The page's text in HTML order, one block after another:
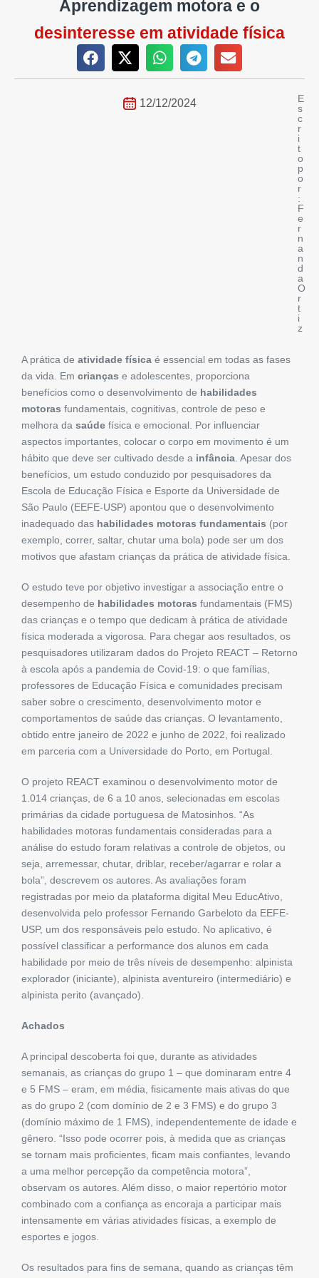
Aprendizagem motora e o
desinteresse em atividade física
12/12/2024
E
s
c
r
i
t
o
p
o
r
:
F
e
r
n
a
n
d
a
O
r
t
i
z
A prática de atividade física é essencial em todas as fases
da vida. Em crianças e adolescentes, proporciona
benefícios como o desenvolvimento de habilidades
motoras fundamentais, cognitivas, controle de peso e
melhora da saúde física e emocional. Por influenciar
aspectos importantes, colocar o corpo em movimento é um
hábito que deve ser cultivado desde a infância. Apesar dos
benefícios, um estudo conduzido por pesquisadores da
Escola de Educação Física e Esporte da Universidade de
São Paulo (EEFE-USP) apontou que o desenvolvimento
inadequado das habilidades motoras fundamentais (por
exemplo, correr, saltar, chutar uma bola) pode ser um dos
motivos que afastam crianças da prática de atividade física.
O estudo teve por objetivo investigar a associação entre o
desempenho de habilidades motoras fundamentais (FMS)
das crianças e o tempo que dedicam à prática de atividade
física moderada a vigorosa. Para chegar aos resultados, os
pesquisadores utilizaram dados do Projeto REACT – Retorno
à escola após a pandemia de Covid-19: o que famílias,
professores de Educação Física e comunidades precisam
saber sobre o crescimento, desenvolvimento motor e
comportamentos de saúde das crianças. O levantamento,
obtido entre janeiro de 2022 e junho de 2022, foi realizado
em parceria com a Universidade do Porto, em Portugal.
O projeto REACT examinou o desenvolvimento motor de
1.014 crianças, de 6 a 10 anos, selecionadas em escolas
primárias da cidade portuguesa de Matosinhos. “As
habilidades motoras fundamentais consideradas para a
análise do estudo foram relativas a controle de objetos, ou
seja, arremessar, chutar, driblar, receber/agarrar e rolar a
bola”, descrevem os autores. As avaliações foram
registradas por meio da plataforma digital Meu EducAtivo,
desenvolvida pelo professor Fernando Garbeloto da EEFE-
USP, um dos responsáveis pelo estudo. No aplicativo, é
possível classificar a performance dos alunos em cada
habilidade por meio de três níveis de desempenho: alpinista
explorador (iniciante), alpinista aventureiro (intermediário) e
alpinista perito (avançado).
Achados
A principal descoberta foi que, durante as atividades
semanais, as crianças do grupo 1 – que dominaram entre 4
e 5 FMS – eram, em média, fisicamente mais ativas do que
as do grupo 2 (com domínio de 2 e 3 FMS) e do grupo 3
(domínio máximo de 1 FMS), independentemente de idade e
gênero. “Isso pode ocorrer pois, à medida que as crianças
se tornam mais proficientes, ficam mais confiantes, levando
a uma melhor percepção da competência motora”,
observam os autores. Além disso, o maior repertório motor
combinado com a confiança as encoraja a participar mais
intensamente em várias atividades físicas, a exemplo de
esportes e jogos.
Os resultados para fins de semana, quando as crianças têm